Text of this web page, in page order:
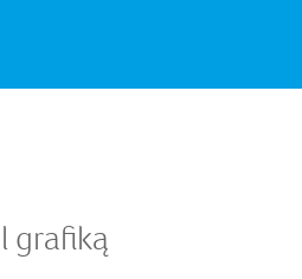
grafiką